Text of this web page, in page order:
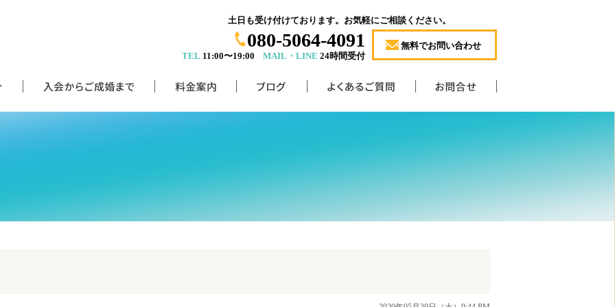
土日も受け付けております。お気軽にご相談ください。
080-5064-4091
TEL 11:00〜19:00 MAIL・LINE 24時間受付
無料でお問い合わせ